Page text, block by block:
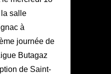
salle
à
journée de
Butagaz
de Saint-